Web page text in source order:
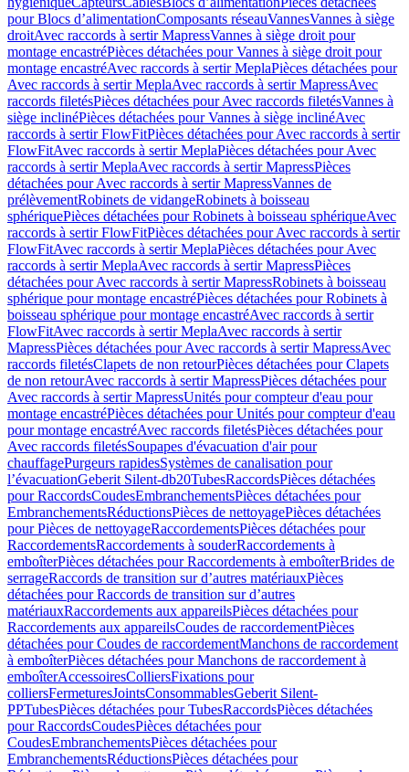
pour Blocs d’alimentationComposants réseauVannesVannes à siège
droitAvec raccords à sertir MapressVannes à siège droit pour
montage encastréPièces détachées pour Vannes à siège droit pour
montage encastréAvec raccords à sertir MeplaPièces détachées pour
Avec raccords à sertir MeplaAvec raccords à sertir MapressAvec
raccords filetésPièces détachées pour Avec raccords filetésVannes à
siège inclinéPièces détachées pour Vannes à siège inclinéAvec
raccords à sertir FlowFitPièces détachées pour Avec raccords à sertir
FlowFitAvec raccords à sertir MeplaPièces détachées pour Avec
raccords à sertir MeplaAvec raccords à sertir MapressPièces
détachées pour Avec raccords à sertir MapressVannes de
prélèvementRobinets de vidangeRobinets à boisseau
sphériquePièces détachées pour Robinets à boisseau sphériqueAvec
raccords à sertir FlowFitPièces détachées pour Avec raccords à sertir
FlowFitAvec raccords à sertir MeplaPièces détachées pour Avec
raccords à sertir MeplaAvec raccords à sertir MapressPièces
détachées pour Avec raccords à sertir MapressRobinets à boisseau
sphérique pour montage encastréPièces détachées pour Robinets à
boisseau sphérique pour montage encastréAvec raccords à sertir
FlowFitAvec raccords à sertir MeplaAvec raccords à sertir
MapressPièces détachées pour Avec raccords à sertir MapressAvec
raccords filetésClapets de non retourPièces détachées pour Clapets
de non retourAvec raccords à sertir MapressPièces détachées pour
Avec raccords à sertir MapressUnités pour compteur d'eau pour
montage encastréPièces détachées pour Unités pour compteur d'eau
pour montage encastréAvec raccords filetésPièces détachées pour
Avec raccords filetésSoupapes d'évacuation d'air pour
chauffagePurgeurs rapidesSystèmes de canalisation pour
l’évacuationGeberit Silent-db20TubesRaccordsPièces détachées
pour RaccordsCoudesEmbranchementsPièces détachées pour
EmbranchementsRéductionsPièces de nettoyagePièces détachées
pour Pièces de nettoyageRaccordementsPièces détachées pour
RaccordementsRaccordements à souderRaccordements à
emboîterPièces détachées pour Raccordements à emboîterBrides de
serrageRaccords de transition sur d’autres matériauxPièces
détachées pour Raccords de transition sur d’autres
matériauxRaccordements aux appareilsPièces détachées pour
Raccordements aux appareilsCoudes de raccordementPièces
détachées pour Coudes de raccordementManchons de raccordement
à emboîterPièces détachées pour Manchons de raccordement à
emboîterAccessoiresColliersFixations pour
colliersFermeturesJointsConsommablesGeberit Silent-
PPTubesPièces détachées pour TubesRaccordsPièces détachées
pour RaccordsCoudesPièces détachées pour
CoudesEmbranchementsPièces détachées pour
EmbranchementsRéductionsPièces détachées pour